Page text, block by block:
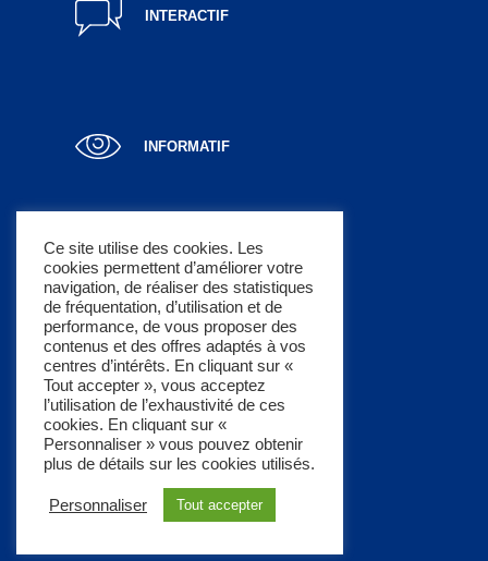
INTERACTIF
INFORMATIF
LUCRATIF
À PROPOS
Un concept pratique
Mentions légales
Ce site utilise des cookies. Les
cookies permettent d’améliorer votre
navigation, de réaliser des statistiques
de fréquentation, d’utilisation et de
performance, de vous proposer des
contenus et des offres adaptés à vos
centres d’intérêts. En cliquant sur «
Tout accepter », vous acceptez
l’utilisation de l’exhaustivité de ces
cookies. En cliquant sur «
Personnaliser » vous pouvez obtenir
plus de détails sur les cookies utilisés.
Personnaliser Tout accepter